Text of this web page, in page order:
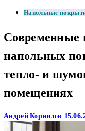
Напольные
Современные
напольных
тепло- и
помещениях
Андрей Корнилов